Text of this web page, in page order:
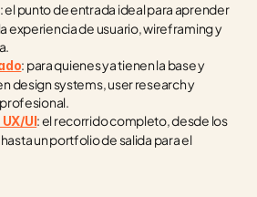
: el punto de entrada ideal para aprender
experiencia de usuario, wireframing y
: para quienes ya tienen la base y
design systems, user research y
UI: el recorrido completo, desde los
un portfolio de salida para el